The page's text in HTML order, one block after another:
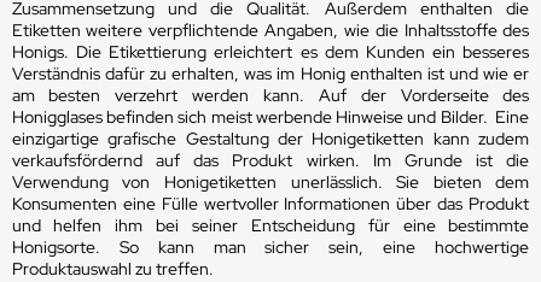
Zusammensetzung und die Qualität. Außerdem enthalten die
Etiketten weitere verpflichtende Angaben, wie die Inhaltsstoffe des
Honigs. Die Etikettierung erleichtert es dem Kunden ein besseres
Verständnis dafür zu erhalten, was im Honig enthalten ist und wie er
am besten verzehrt werden kann. Auf der Vorderseite des
Honigglases befinden sich meist werbende Hinweise und Bilder. Eine
einzigartige grafische Gestaltung der Honigetiketten kann zudem
verkaufsfördernd auf das Produkt wirken. Im Grunde ist die
Verwendung von Honigetiketten unerlässlich. Sie bieten dem
Konsumenten eine Fülle wertvoller Informationen über das Produkt
und helfen ihm bei seiner Entscheidung für eine bestimmte
Honigsorte. So kann man sicher sein, eine hochwertige
Produktauswahl zu treffen.